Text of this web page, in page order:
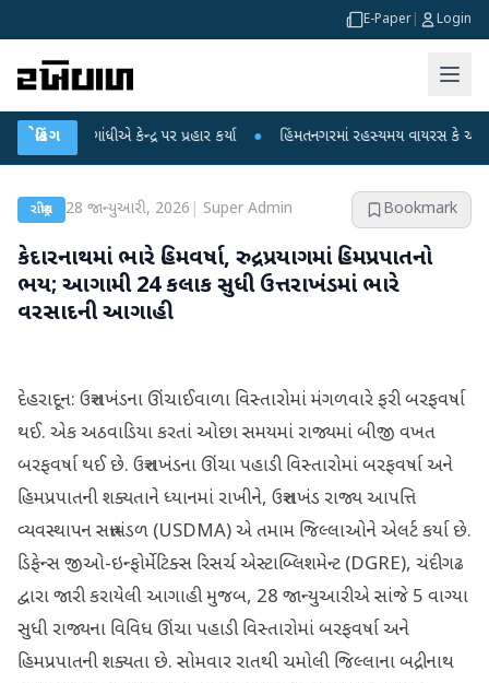
E-Paper Login
બ્રેકિંગ
ગાંધીએ કેન્દ્ર પર પ્રહાર કર્યા ● હિંમતનગરમાં રહસ્યમય વાયરસ કે ચાંદીપુરા? 6
રાષ્ટ્રીય 28 જાન્યુઆરી, 2026 Super Admin Bookmark
કેદારનાથમાં ભારે હિમવર્ષા, રુદ્રપ્રયાગમાં હિમપ્રપાતનો
ભય; આગામી 24 કલાક સુધી ઉત્તરાખંડમાં ભારે
વરસાદની આગાહી
દેહરાદૂન: ઉત્તરાખંડના ઊંચાઈવાળા વિસ્તારોમાં મંગળવારે ફરી બરફવર્ષા
થઈ. એક અઠવાડિયા કરતાં ઓછા સમયમાં રાજ્યમાં બીજી વખત
બરફવર્ષા થઈ છે. ઉત્તરાખંડના ઊંચા પહાડી વિસ્તારોમાં બરફવર્ષા અને
હિમપ્રપાતની શક્યતાને ધ્યાનમાં રાખીને, ઉત્તરાખંડ રાજ્ય આપત્તિ
વ્યવસ્થાપન સત્તામંડળ (USDMA) એ તમામ જિલ્લાઓને એલર્ટ કર્યા છે.
ડિફેન્સ જીઓ-ઇન્ફોર્મેટિક્સ રિસર્ચ એસ્ટાબ્લિશમેન્ટ (DGRE), ચંદીગઢ
દ્વારા જારી કરાયેલી આગાહી મુજબ, 28 જાન્યુઆરીએ સાંજે 5 વાગ્યા
સુધી રાજ્યના વિવિધ ઊંચા પહાડી વિસ્તારોમાં બરફવર્ષા અને
હિમપ્રપાતની શક્યતા છે. સોમવાર રાતથી ચમોલી જિલ્લાના બદ્રીનાથ